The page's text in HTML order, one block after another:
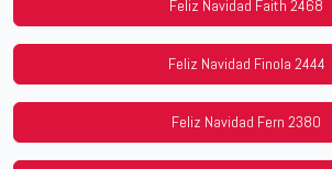
Feliz Navidad Faith 2468
Feliz Navidad Finola 2444
Feliz Navidad Fern 2380